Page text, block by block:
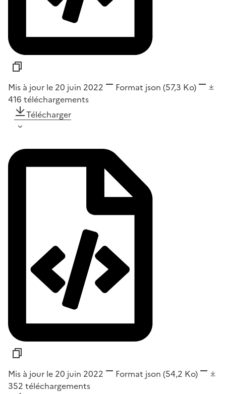
Mis à jour le 20 juin 2022 Format json (57,3 Ko)
416 téléchargements
Télécharger
Mis à jour le 20 juin 2022 Format json (54,2 Ko)
352 téléchargements